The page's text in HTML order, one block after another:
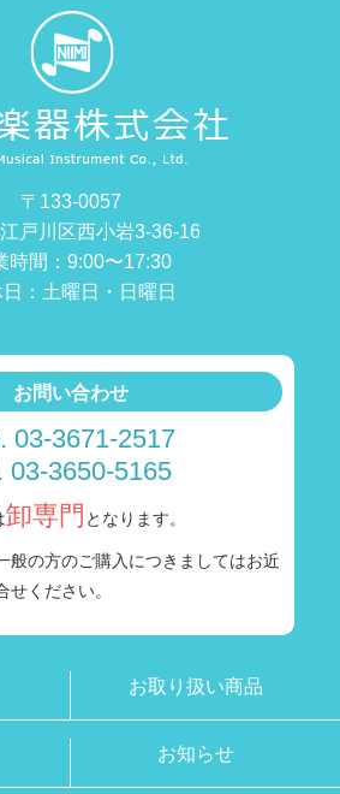
〒133-0057
戸川区西小岩3-36-16
時間：9:00〜17:30
：土曜日・日曜日
お問い合わせ
03-3671-2517
03-3650-5165
卸専門 となります。
般の方のご購入につきましてはお近
せください。
お取り扱い商品
お知らせ